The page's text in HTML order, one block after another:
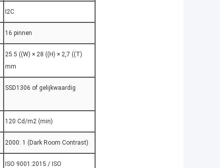
I2C
16 pinnen
25.5 ((W) × 28 ((H) × 2,7 ((T)
mm
SSD1306 of gelijkwaardig
120 Cd/m2 (min)
2000: 1 (Dark Room Contrast)
ISO 9001:2015 / ISO